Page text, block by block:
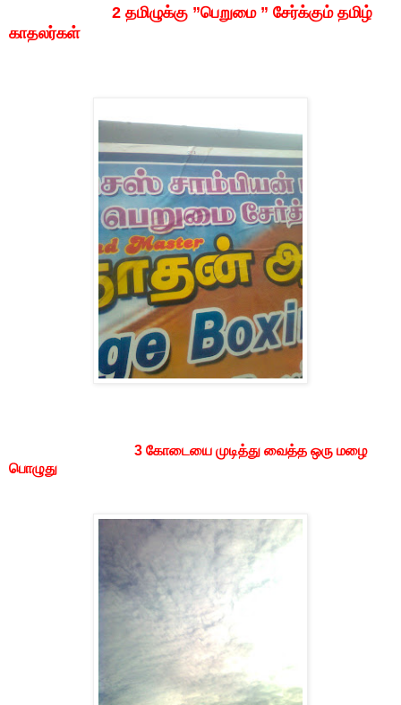
2 தமிழுக்கு ”பெறுமை ” சேர்க்கும் தமிழ்
காதலர்கள்
3 கோடையை முடித்து வைத்த ஒரு மழை
பொழுது